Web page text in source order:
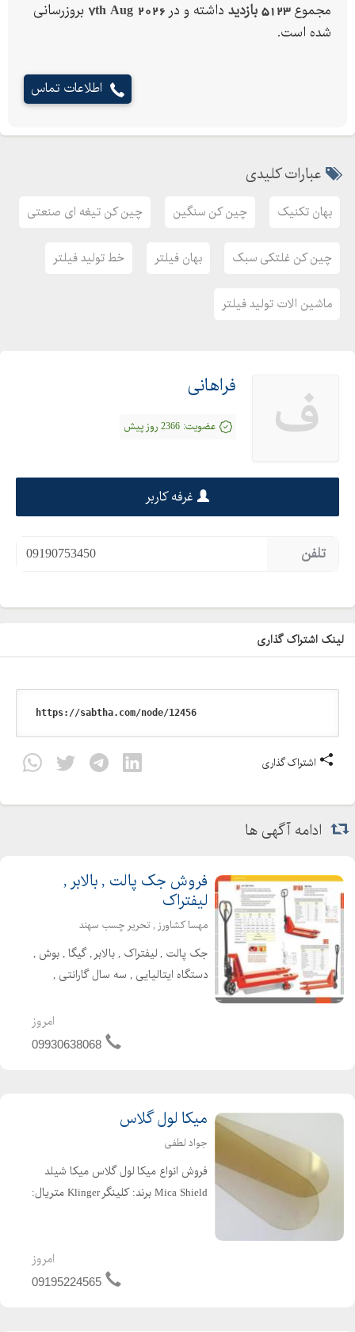
behan-technique.ir
مجموع5123 بازدید داشته و در 7th Aug 2026 بروزرسانی
شده است.
اطلاعات تماس
عبارات کلیدی
بهان تکنیک چین کن سنگین چین کن تیغه ای صنعتی
چین کن غلتکی سبک بهان فیلتر خط تولید فیلتر
ماشین الات تولید فیلتر
ف فراهانی
عضویت: 2366 روز پیش
غرفه کاربر
تلفن 09190753450
لینک اشتراک گذاری
اشتراک گذاری
ادامه آگهی ها
فروش جک پالت , بالابر ,
لیفتراک
مهسا کشاورز , تحریر چسب سهند
جک پالت , لیفتراک , بالابر , گیگا , بوش ,
دستگاه ایتالیایی , سه سال گارانتی ,
انواع نوارچسب پهن , چسب چاپدار- SGK-
امروز
09930638068
میکا لول گلاس
جواد لطفی
فروش انواع میکا لول گلاس میکا شیلد
Mica Shield برند: کلینگر Klinger متریال:
امروز
09195224565